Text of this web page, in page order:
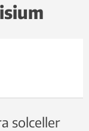
solceller